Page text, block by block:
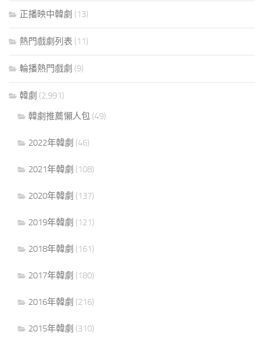
正播映中韓劇 (13)
熱門戲劇列表 (11)
輪播熱門戲劇 (9)
韓劇 (2,991)
韓劇推薦懶人包 (49)
2022年韓劇 (46)
2021年韓劇 (108)
2020年韓劇 (137)
2019年韓劇 (121)
2018年韓劇 (161)
2017年韓劇 (180)
2016年韓劇 (216)
2015年韓劇 (310)